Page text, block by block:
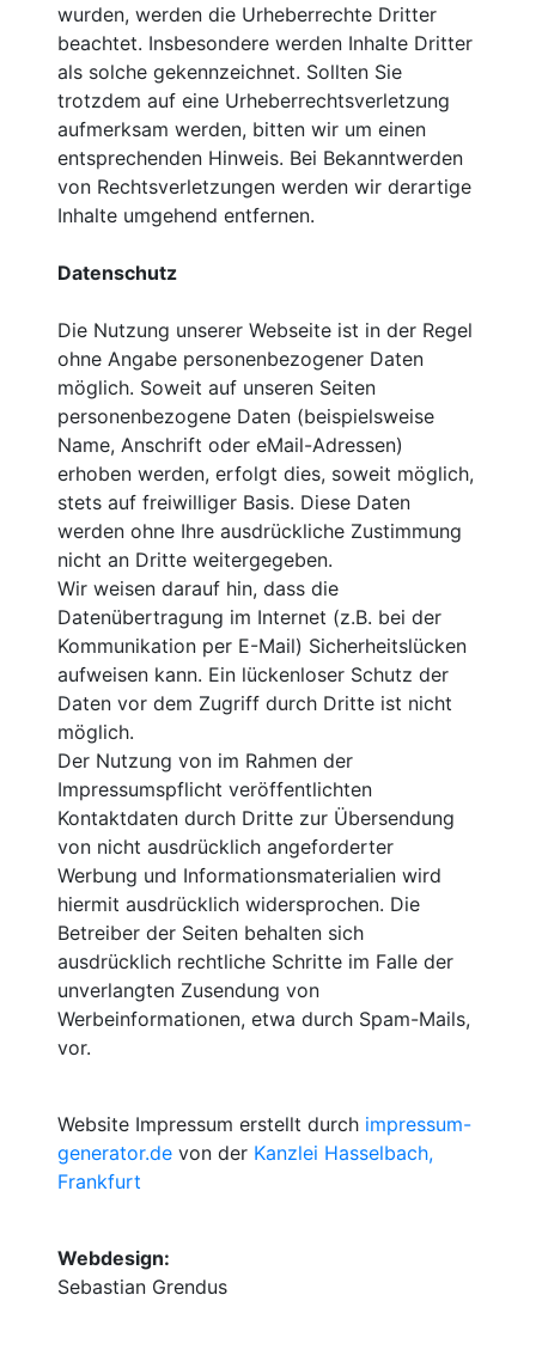
wurden, werden die Urheberrechte Dritter
beachtet. Insbesondere werden Inhalte Dritter
als solche gekennzeichnet. Sollten Sie
trotzdem auf eine Urheberrechtsverletzung
aufmerksam werden, bitten wir um einen
entsprechenden Hinweis. Bei Bekanntwerden
von Rechtsverletzungen werden wir derartige
Inhalte umgehend entfernen.
Datenschutz
Die Nutzung unserer Webseite ist in der Regel
ohne Angabe personenbezogener Daten
möglich. Soweit auf unseren Seiten
personenbezogene Daten (beispielsweise
Name, Anschrift oder eMail-Adressen)
erhoben werden, erfolgt dies, soweit möglich,
stets auf freiwilliger Basis. Diese Daten
werden ohne Ihre ausdrückliche Zustimmung
nicht an Dritte weitergegeben.
Wir weisen darauf hin, dass die
Datenübertragung im Internet (z.B. bei der
Kommunikation per E-Mail) Sicherheitslücken
aufweisen kann. Ein lückenloser Schutz der
Daten vor dem Zugriff durch Dritte ist nicht
möglich.
Der Nutzung von im Rahmen der
Impressumspflicht veröffentlichten
Kontaktdaten durch Dritte zur Übersendung
von nicht ausdrücklich angeforderter
Werbung und Informationsmaterialien wird
hiermit ausdrücklich widersprochen. Die
Betreiber der Seiten behalten sich
ausdrücklich rechtliche Schritte im Falle der
unverlangten Zusendung von
Werbeinformationen, etwa durch Spam-Mails,
vor.
Website Impressum erstellt durch impressum-
generator.de von der Kanzlei Hasselbach,
Frankfurt
Webdesign:
Sebastian Grendus